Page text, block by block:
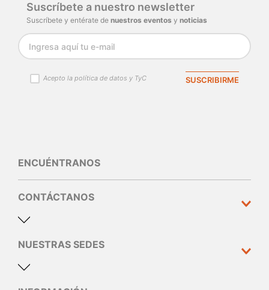
Suscríbete a nuestro newsletter
Suscríbete y entérate de nuestros eventos y noticias
Acepto la política de datos y TyC SUSCRIBIRME
ENCUÉNTRANOS
CONTÁCTANOS
Dirección y teléfono
Calle 10 N°30 - 310 Medellín
NUESTRAS SEDES